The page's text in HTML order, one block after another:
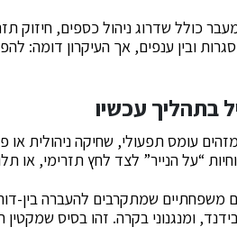
כולל שדרוג ניהול כספים, חיזוק
ובין ענפים, אך העיקרון דומה:
בתהליך עכשיו
עומס תפעולי, שחיקה ניהולית או
“על הנייר” לצד לחץ תזרימי, או
משפחתיים שמתקרבים להעברה בין-
ומנגנוני בקרה. זהו בסיס שמקטין